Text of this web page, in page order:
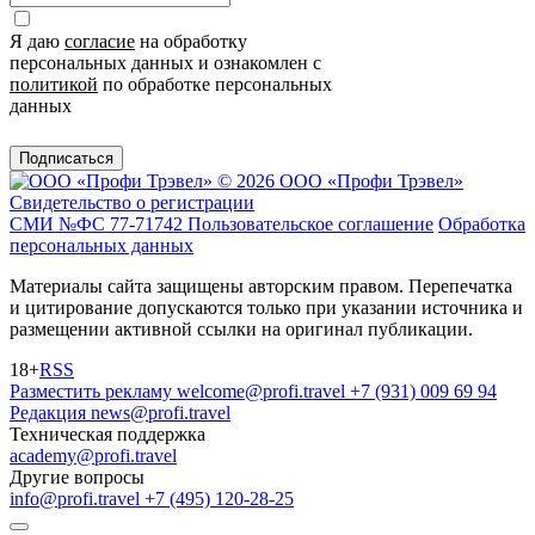
Я даю согласие на обработку
персональных данных и ознакомлен с
политикой по обработке персональных
данных
Подписаться
© 2026 ООО «Профи Трэвeл»
Свидетельство о регистрации
СМИ №ФС 77-71742 Пользовательское соглашение Обработка
персональных данных
Материалы сайта защищены авторским правом. Перепечатка
и цитирование допускаются только при указании источника и
размещении активной ссылки на оригинал публикации.
18+RSS
Разместить рекламу welcome@profi.travel +7 (931) 009 69 94
Редакция news@profi.travel
Техническая поддержка
academy@profi.travel
Другие вопросы
info@profi.travel +7 (495) 120-28-25